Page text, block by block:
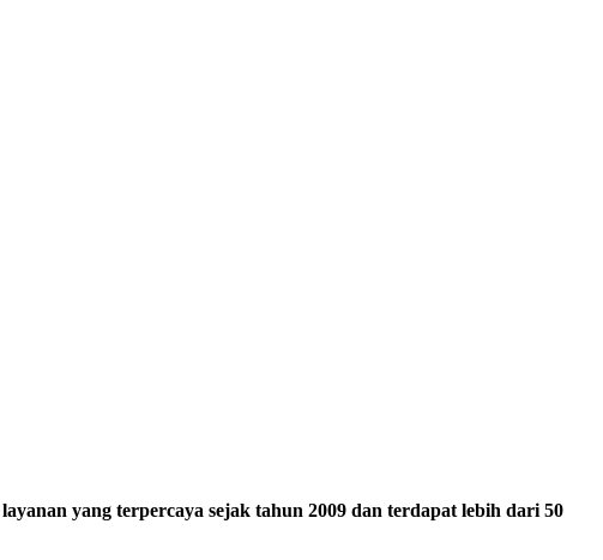
yang terpercaya sejak tahun 2009 dan terdapat lebih dari 50